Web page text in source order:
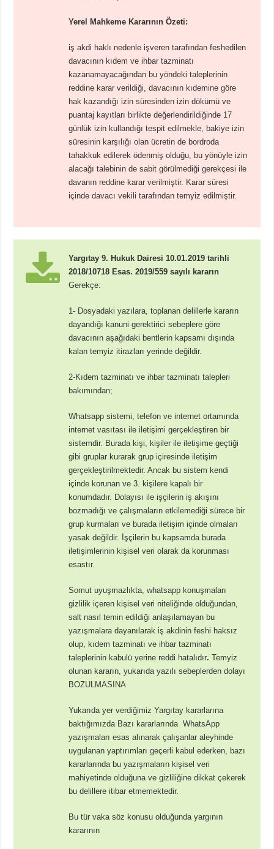
Yerel Mahkeme Kararının Özeti:
iş akdi haklı nedenle işveren tarafından feshedilen
davacının kıdem ve ihbar tazminatı
kazanamayacağından bu yöndeki taleplerinin
reddine karar verildiği, davacının kıdemine göre
hak kazandığı izin süresinden izin dökümü ve
puantaj kayıtları birlikte değerlendirildiğinde 17
günlük izin kullandığı tespit edilmekle, bakiye izin
süresinin karşılığı olan ücretin de bordroda
tahakkuk edilerek ödenmiş olduğu, bu yönüyle izin
alacağı talebinin de sabit görülmediği gerekçesi ile
davanın reddine karar verilmiştir. Karar süresi
içinde davacı vekili tarafından temyiz edilmiştir.
Yargıtay 9. Hukuk Dairesi 10.01.2019 tarihli
2018/10718 Esas. 2019/559 sayılı kararın
Gerekçe:
1- Dosyadaki yazılara, toplanan delillerle kararın
dayandığı kanuni gerektirici sebeplere göre
davacının aşağıdaki bentlerin kapsamı dışında
kalan temyiz itirazları yerinde değildir.
2-Kıdem tazminatı ve ihbar tazminatı talepleri
bakımından;
Whatsapp sistemi, telefon ve internet ortamında
internet vasıtası ile iletişimi gerçekleştiren bir
sistemdir. Burada kişi, kişiler ile iletişime geçtiği
gibi gruplar kurarak grup içiresinde iletişim
gerçekleştirilmektedir. Ancak bu sistem kendi
içinde korunan ve 3. kişilere kapalı bir
konumdadır. Dolayısı ile işçilerin iş akışını
bozmadığı ve çalışmaların etkilemediği sürece bir
grup kurmaları ve burada iletişim içinde olmaları
yasak değildir. İşçilerin bu kapsamda burada
iletişimlerinin kişisel veri olarak da korunması
esastır.
Somut uyuşmazlıkta, whatsapp konuşmaları
gizlilik içeren kişisel veri niteliğinde olduğundan,
salt nasıl temin edildiği anlaşılamayan bu
yazışmalara dayanılarak iş akdinin feshi haksız
olup, kıdem tazminatı ve ihbar tazminatı
taleplerinin kabulü yerine reddi hatalıdır. Temyiz
olunan kararın, yukarıda yazılı sebeplerden dolayı
BOZULMASINA
Yukarıda yer verdiğimiz Yargıtay kararlarına
baktığımızda Bazı kararlarında WhatsApp
yazışmaları esas alınarak çalışanlar aleyhinde
uygulanan yaptırımları geçerli kabul ederken, bazı
kararlarında bu yazışmaların kişisel veri
mahiyetinde olduğuna ve gizliliğine dikkat çekerek
bu delillere itibar etmemektedir.
Bu tür vaka söz konusu olduğunda yargının
kararının